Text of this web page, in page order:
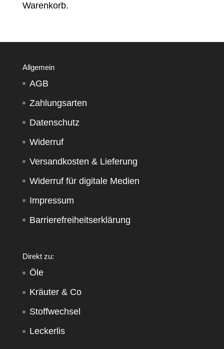
Warenkorb.
Allgemein
AGB
Zahlungsarten
Datenschutz
Widerruf
Versandkosten & Lieferung
Widerruf für digitale Medien
Impressum
Barrierefreiheitserklärung
Direkt zu:
Öle
Kräuter & Co
Stoffwechsel
Leckerlis